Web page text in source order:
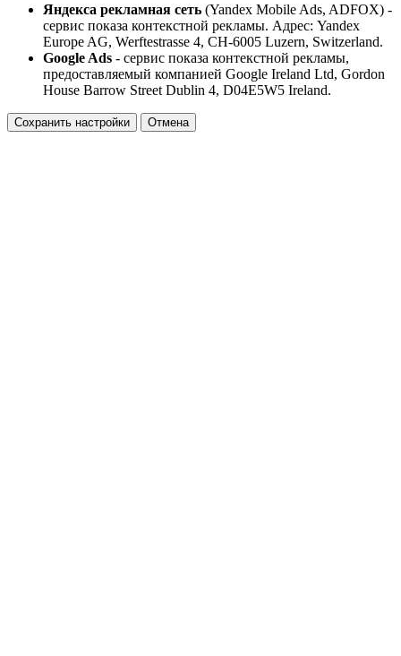
Яндекса рекламная сеть (Yandex Mobile Ads, ADFOX) -
сервис показа контекстной рекламы. Адрес: Yandex
Europe AG, Werftestrasse 4, CH-6005 Luzern, Switzerland.
Google Ads - сервис показа контекстной рекламы,
предоставляемый компанией Google Ireland Ltd, Gordon
House Barrow Street Dublin 4, D04E5W5 Ireland.
Сохранить настройки Отмена